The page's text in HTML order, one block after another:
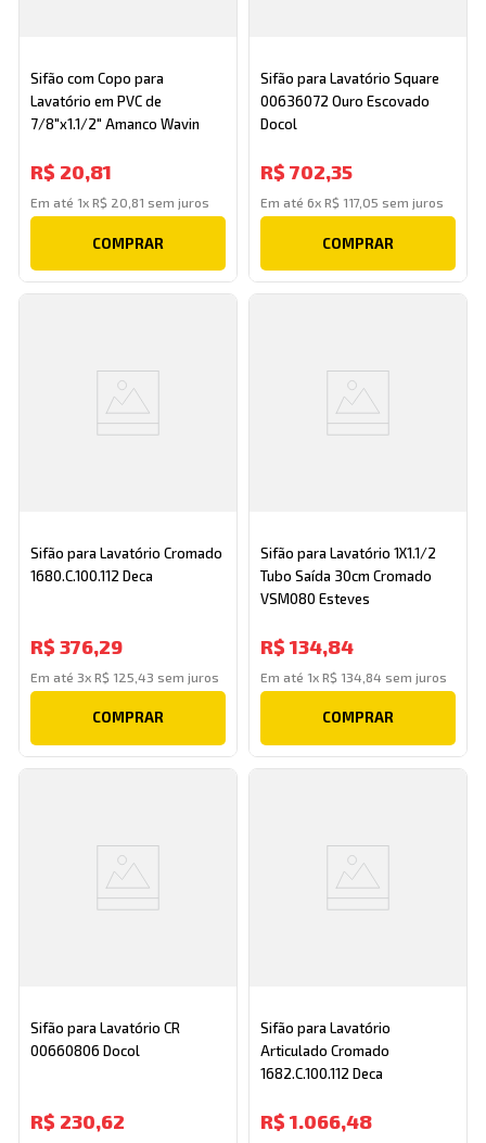
Sifão com Copo para
Lavatório em PVC de
7/8"x1.1/2" Amanco Wavin
R$ 20,81
Em até 1xR$ 20 81 sem juros
COMPRAR
Sifão para Lavatório Square
00636072 Ouro Escovado
Docol
R$ 702,35
Em até 6x R$ 117, 05 sem juros
COMPRAR
Sifão para Lavatório Cromado
1680.C.100.112 Deca
R$ 376,29
Em até 3xR$ 125 ,43 sem juros
COMPRAR
Sifão para Lavatório 1X1.1/2
Tubo Saída 30cm Cromado
VSM080 Esteves
R$ 134,84
Em até 1x R$ 134 84 sem juros
COMPRAR
Sifão para Lavatório CR
00660806 Docol
R$ 230,62
Sifão para Lavatório
Articulado Cromado
1682.C.100.112 Deca
R$ 1.066,48